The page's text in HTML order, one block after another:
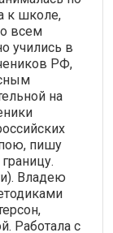
к школе,
всем
учились в
РФ,
на
пишу
Владею
Работала с